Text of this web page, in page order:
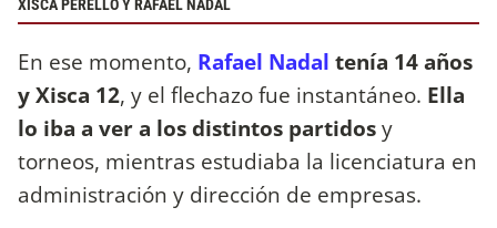
XISCA PERELLÓ Y RAFAEL NADAL
En ese momento, Rafael Nadal tenía 14 años
y Xisca 12, y el flechazo fue instantáneo. Ella
lo iba a ver a los distintos partidosy
torneos, mientras estudiaba la licenciatura en
administración y dirección de empresas.